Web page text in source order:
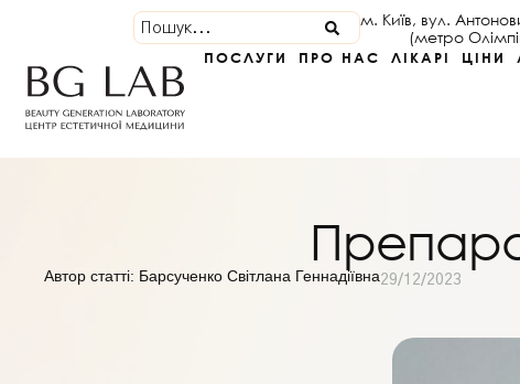
м. Київ, вул.
(метро
ПОСЛУГИ ПРО НАС ЛІКАРІ ЦІНИ
Автор статті: Барсученко Світлана Геннадіївна29/12/2023